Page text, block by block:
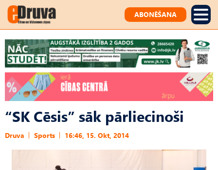
ABONĒŠANA
“SK Cēsis” sāk pārliecinoši
Druva Sports 16:46, 15. Okt, 2014